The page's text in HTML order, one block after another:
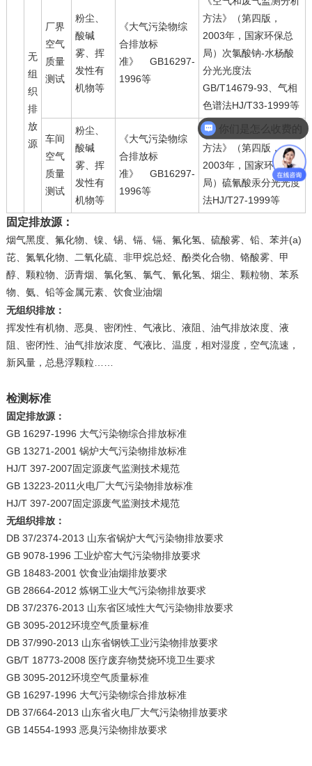
无
组
织
排
放
源
厂界
空气
质量
测试
粉尘、
酸碱
雾、挥
发性有
机物等
《大气污染物综
合排放标
准》 GB16297-
1996等
方法》（第四版，
2003年，国家环保总
局）次氯酸钠-水杨酸
分光光度法
GB/T14679-93、气相
色谱法HJ/T33-1999等
车间
空气
质量
测试
粉尘、
酸碱
雾、挥
发性有
机物等
《大气污染物综
合排放标
准》 GB16297-
1996等
《空气和废气监测分析
方法》（第四版，
2003年，国家环保总
局）硫氰酸汞分光光度
法HJ/T27-1999等
固定排放源：
烟气黑度、氟化物、镍、锡、镉、镉、氟化氢、硫酸雾、铅、苯并(a)
芘、氮氧化物、二氧化硫、非甲烷总烃、酚类化合物、铬酸雾、甲
醇、颗粒物、沥青烟、氯化氢、氯气、氰化氢、烟尘、颗粒物、苯系
物、氨、铅等金属元素、饮食业油烟
无组织排放：
挥发性有机物、恶臭、密闭性、气液比、液阻、油气排放浓度、液
阻、密闭性、油气排放浓度、气液比、温度，相对湿度，空气流速，
新风量，总悬浮颗粒……
检测标准
固定排放源：
GB 16297-1996 大气污染物综合排放标准
GB 13271-2001 锅炉大气污染物排放标准
HJ/T 397-2007固定源废气监测技术规范
GB 13223-2011火电厂大气污染物排放标准
HJ/T 397-2007固定源废气监测技术规范
无组织排放：
DB 37/2374-2013 山东省锅炉大气污染物排放要求
GB 9078-1996 工业炉窑大气污染物排放要求
GB 18483-2001 饮食业油烟排放要求
GB 28664-2012 炼钢工业大气污染物排放要求
DB 37/2376-2013 山东省区域性大气污染物排放要求
GB 3095-2012环境空气质量标准
DB 37/990-2013 山东省钢铁工业污染物排放要求
GB/T 18773-2008 医疗废弃物焚烧环境卫生要求
GB 3095-2012环境空气质量标准
GB 16297-1996 大气污染物综合排放标准
DB 37/664-2013 山东省火电厂大气污染物排放要求
GB 14554-1993 恶臭污染物排放要求
你们是怎么收费的
你们实验室，检测中心在哪里